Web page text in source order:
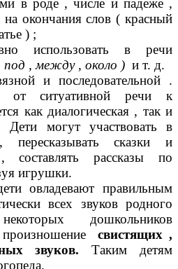
в роде , числе и падеже ,
на окончания слов ( красный
) ;
использовать в речи
под , между , около ) и т. д.
и последовательной .
от ситуативной речи к
как диалогическая , так и
Дети могут участвовать в
пересказывать сказки и
составлять рассказы по
игрушки.
овладевают правильным
всех звуков родного
дошкольников
произношение
свистящих ,
звуков. Таким детям